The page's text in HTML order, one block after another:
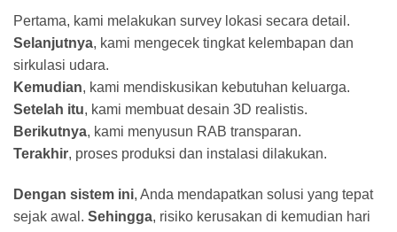
Pertama, kami melakukan survey lokasi secara detail.
Selanjutnya, kami mengecek tingkat kelembapan dan
sirkulasi udara.
Kemudian, kami mendiskusikan kebutuhan keluarga.
Setelah itu, kami membuat desain 3D realistis.
Berikutnya, kami menyusun RAB transparan.
Terakhir, proses produksi dan instalasi dilakukan.
Dengan sistem ini, Anda mendapatkan solusi yang tepat
sejak awal. Sehingga, risiko kerusakan di kemudian hari